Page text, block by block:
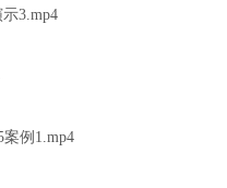
3.mp4
案例1.mp4